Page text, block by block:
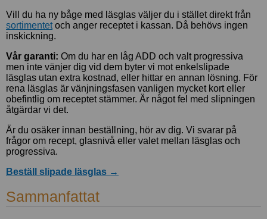
Vill du ha ny båge med läsglas väljer du i stället direkt från
sortimentetoch anger receptet i kassan. Då behövs ingen
inskickning.
Vår garanti: Om du har en låg ADD och valt progressiva
men inte vänjer dig vid dem byter vi mot enkelslipade
läsglas utan extra kostnad, eller hittar en annan lösning. För
rena läsglas är vänjningsfasen vanligen mycket kort eller
obefintlig om receptet stämmer. Är något fel med slipningen
åtgärdar vi det.
Är du osäker innan beställning, hör av dig. Vi svarar på
frågor om recept, glasnivå eller valet mellan läsglas och
progressiva.
Beställ slipade läsglas →
Sammanfattat